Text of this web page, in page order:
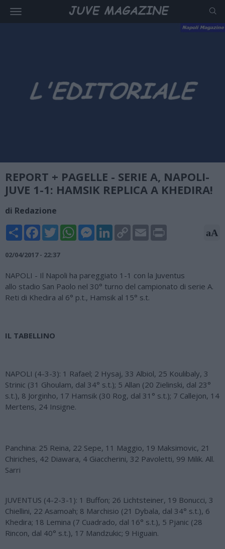
REPORT + PAGELLE - SERIE A, NAPOLI-
JUVE 1-1: HAMSIK REPLICA A KHEDIRA!
di Redazione
Share FacebookTwitterWhatsAppMessengerLinkedInCopy
Link
Email aA
02/04/2017 - 22:37
NAPOLI - Il Napoli ha pareggiato 1-1 con la Juventus
allo stadio San Paolo nel 30° turno del campionato di serie A.
Reti di Khedira al 6° p.t., Hamsik al 15° s.t.
IL TABELLINO
NAPOLI (4-3-3): 1 Rafael; 2 Hysaj, 33 Albiol, 25 Koulibaly, 3
Strinic (31 Ghoulam, dal 34° s.t.); 5 Allan (20 Zielinski, dal 23°
s.t.), 8 Jorginho, 17 Hamsik (30 Rog, dal 31° s.t.); 7 Callejon, 14
Mertens, 24 Insigne.
Panchina: 25 Reina, 22 Sepe, 11 Maggio, 19 Maksimovic, 21
Chiriches, 42 Diawara, 4 Giaccherini, 32 Pavoletti, 99 Milik. All.
Sarri
JUVENTUS (4-2-3-1): 1 Buffon; 26 Lichtsteiner, 19 Bonucci, 3
Chiellini, 22 Asamoah; 8 Marchisio (21 Dybala, dal 34° s.t.), 6
Khedira; 18 Lemina (7 Cuadrado, dal 16° s.t.), 5 Pjanic (28
Rincon, dal 40° s.t.), 17 Mandzukic; 9 Higuain.